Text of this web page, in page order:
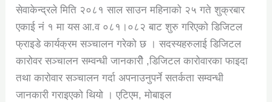
सेवाकेन्द्रले मिति २०८१ साल साउन महिनाको २५ गते शुक्रबार
एकाई नं १ मा यस आ.व ०८१।०८२ बाट शुरु गरिएको डिजिटल
फ्राइडे कार्यक्रम सञ्चालन गरेको छ । सदस्यहरुलाई डिजिटल
कारोवर सञ्चालन सम्वन्धी जानकारीे ,डिजिटल कारोवारका फाइदा
तथा कारोवार सञ्चालन गर्दा अपनाउनुपर्ने सतर्कता सम्वन्धी
जानकारी गराइएको थियो । एटिएम, मोबाइल